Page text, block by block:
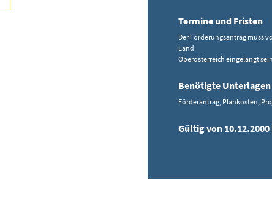
Termine und Fristen
Der Förderungsantrag muss
Land
Oberösterreich eingelangt
Benötigte Unterlagen
Förderantrag, Plankosten,
Gültig von